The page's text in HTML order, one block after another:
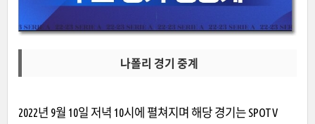
나폴리 경기 중계
2022년 9월 10일 저녁 10시에 펼쳐지며 해당 경기는 SPOTV